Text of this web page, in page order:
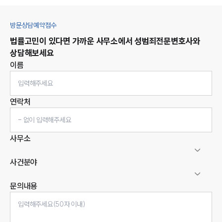
방문상담예약접수
법률고민이 있다면 가까운 사무소에서 성범죄전문변호사와
상담해보세요
이름
연락처
사무소
사건분야
문의내용